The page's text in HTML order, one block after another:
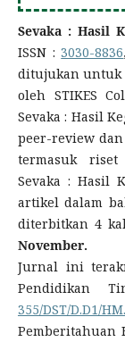
Sevaka : Hasil
ISSN :3030-8836
ditujukan untuk
oleh STIKES
Sevaka : Hasil
peer-review
termasuk riset
Sevaka : Hasil
artikel dalam
diterbitkan 4
November.
Jurnal ini
Pendidikan
355/DST/D.D1/
Pemberitahuan